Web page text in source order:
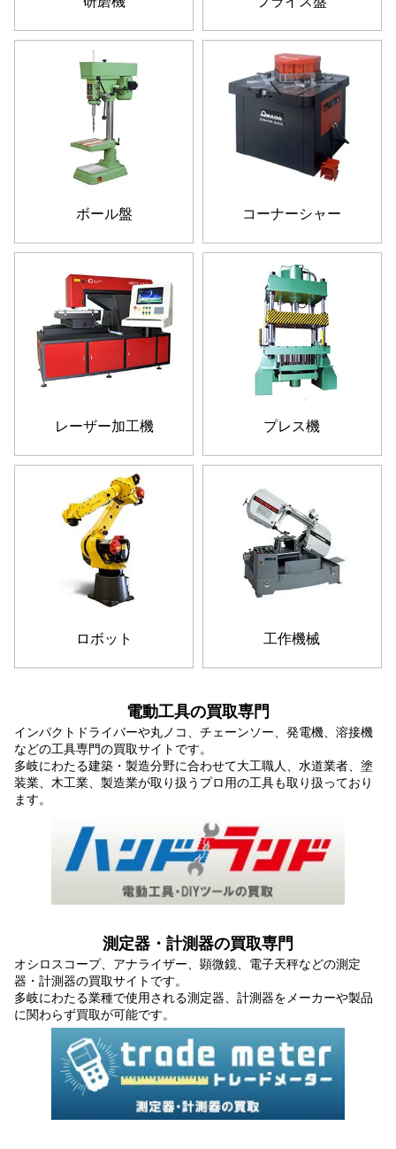
ボール盤 コーナーシャー
レーザー加工機 プレス機
ロボット 工作機械
電動工具の買取専門
インパクトドライバーや丸ノコ、チェーンソー、発電機、溶接機
などの工具専門の買取サイトです。
多岐にわたる建築・製造分野に合わせて大工職人、水道業者、塗
装業、木工業、製造業が取り扱うプロ用の工具も取り扱っており
ます。
測定器・計測器の買取専門
オシロスコープ、アナライザー、顕微鏡、電子天秤などの測定
器・計測器の買取サイトです。
多岐にわたる業種で使用される測定器、計測器をメーカーや製品
に関わらず買取が可能です。